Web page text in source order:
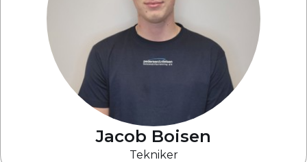
Jacob Boisen
Tekniker